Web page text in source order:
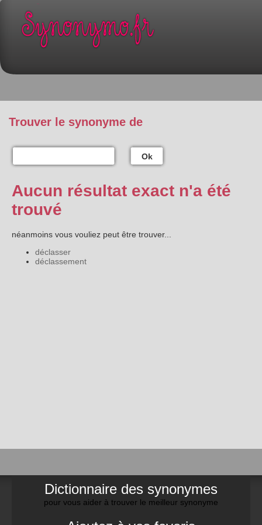
Trouver le synonyme de
Ok
Aucun résultat exact n'a été
trouvé
néanmoins vous vouliez peut être trouver...
déclasser
déclassement
Dictionnaire des synonymes
pour vous aider à trouver le meilleur synonyme